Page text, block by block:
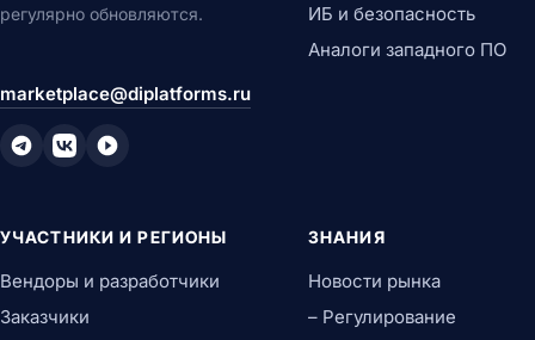
регулярно обновляются.
marketplace@diplatforms.ru
ИБ и безопасность
Аналоги западного ПО
УЧАСТНИКИ И РЕГИОНЫ
Вендоры и разработчики
Заказчики
ЗНАНИЯ
Новости рынка
– Регулирование